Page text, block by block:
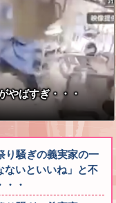
やばすぎ・・・
り騒ぎの義実家の一
ないといいね」と不
・